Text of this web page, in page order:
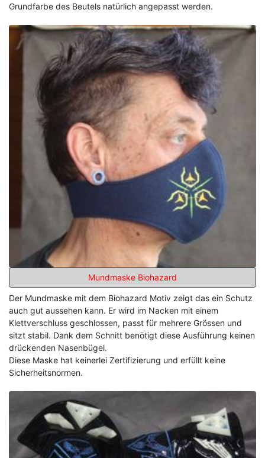
Grundfarbe des Beutels natürlich angepasst werden.
Mundmaske Biohazard
Der Mundmaske mit dem Biohazard Motiv zeigt das ein Schutz
auch gut aussehen kann. Er wird im Nacken mit einem
Klettverschluss geschlossen, passt für mehrere Grössen und
sitzt stabil. Dank dem Schnitt benötigt diese Ausführung keinen
drückenden Nasenbügel.
Diese Maske hat keinerlei Zertifizierung und erfüllt keine
Sicherheitsnormen.